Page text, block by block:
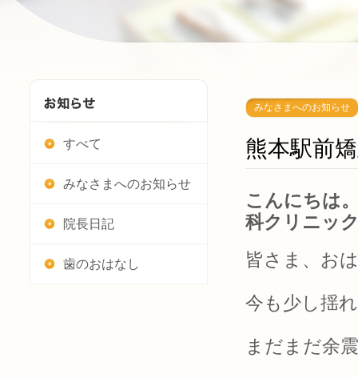
すべて
みなさまへのお知らせ
院長日記
歯のおはなし
みなさまへのお知らせ
熊本駅前
こんにちは
科クリニッ
皆さま、お
今も少し揺
まだまだ余